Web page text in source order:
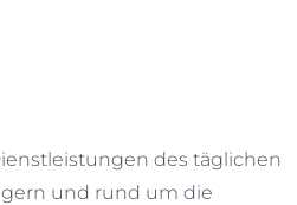
des täglichen
und rund um die